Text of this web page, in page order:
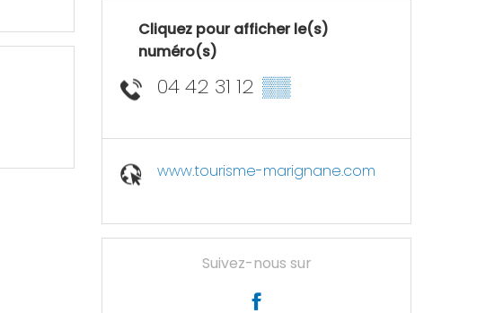
Cliquez pour afficher le(s)
numéro(s)
04 42 31 12 ▒▒
www.tourisme-marignane.com
Suivez-nous sur